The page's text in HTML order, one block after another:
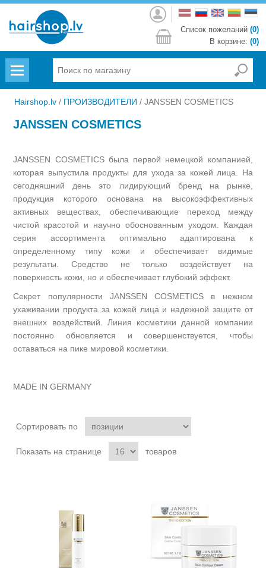
Войти
Список пожеланий (0)
В корзине: (0)
Hairshop.lv / ПРОИЗВОДИТЕЛИ / JANSSEN COSMETICS
JANSSEN COSMETICS
JANSSEN COSMETICS была первой немецкой компанией,
которая выпустила продукты для ухода за кожей лица. На
сегодняшний день это лидирующий бренд на рынке,
продукция которого основана на высокоэффективных
активных веществах, обеспечивающие переход между
чистой красотой и научно обоснованным уходом. Каждая
серия ассортимента оптимально адаптирована к
определенному типу кожи и обеспечивает видимые
результаты. Средство не только воздействует на
поверхность кожи, но и обеспечивает глубокий эффект.
Секрет популярности JANSSEN COSMETICS в нежном
ухаживании продукта за кожей лица и надежной защите от
внешних воздействий. Линия косметики данной компании
постоянно обновляется и совершенствуется, чтобы
оставаться на пике мировой косметики.
MADE IN GERMANY
Сортировать по
Показать на странице товаров